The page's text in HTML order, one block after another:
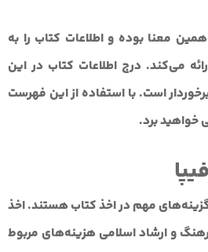
معنا بوده و اطلاعات کتاب را به
می‌کند. درج اطلاعات کتاب در این
است. با استفاده از این فهرست
خواهید برد.
گزینه‌های مهم در اخذ کتاب هستند. اخذ
و ارشاد اسلامی هزینه‌های مربوط